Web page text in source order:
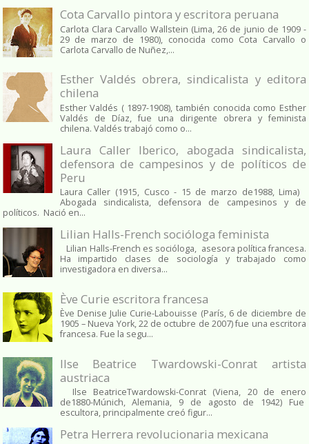
Cota Carvallo pintora y escritora peruana
Carlota Clara Carvallo Wallstein (Lima, 26 de junio de 1909 -
29 de marzo de 1980), conocida como Cota Carvallo o
Carlota Carvallo de Nuñez,...
Esther Valdés obrera, sindicalista y editora
chilena
Esther Valdés ( 1897-1908), también conocida como Esther
Valdés de Díaz, fue una dirigente obrera y feminista
chilena. Valdés trabajó como o...
Laura Caller Iberico, abogada sindicalista,
defensora de campesinos y de políticos de
Peru
Laura Caller (1915, Cusco - 15 de marzo de1988, Lima)
Abogada sindicalista, defensora de campesinos y de
políticos. Nació en...
Lilian Halls-French socióloga feminista
Lilian Halls-French es socióloga, asesora política francesa.
Ha impartido clases de sociología y trabajado como
investigadora en diversa...
Ève Curie escritora francesa
Ève Denise Julie Curie-Labouisse (París, 6 de diciembre de
1905 – Nueva York, 22 de octubre de 2007) fue una escritora
francesa. Fue la segu...
Ilse Beatrice Twardowski-Conrat artista
austriaca
Ilse BeatriceTwardowski-Conrat (Viena, 20 de enero
de1880-Múnich, Alemania, 9 de agosto de 1942) Fue
escultora, principalmente creó figur...
Petra Herrera revolucionaria mexicana